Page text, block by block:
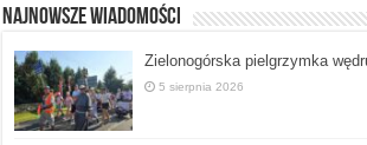
Najnowsze Wiadomości
Zielonogórska pielgrzymka
5 sierpnia 2026